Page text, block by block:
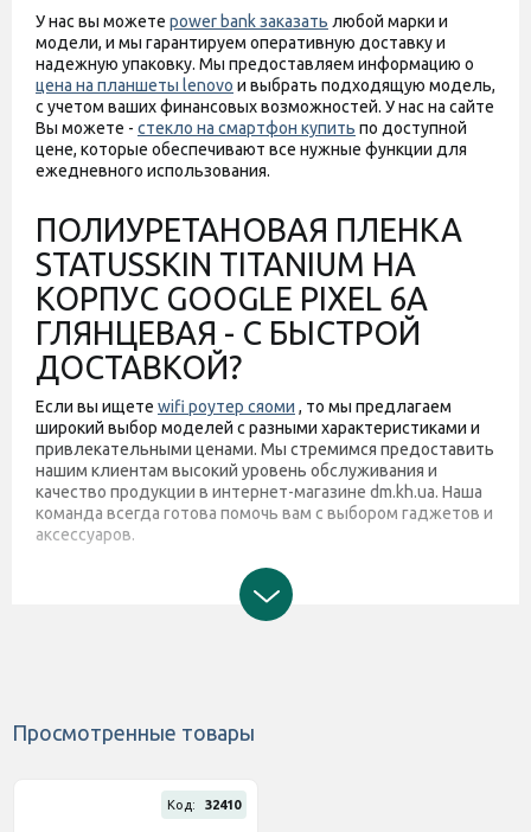
У нас вы можете power bank заказать любой марки и
модели, и мы гарантируем оперативную доставку и
надежную упаковку. Мы предоставляем информацию о
цена на планшеты lenovo и выбрать подходящую модель,
с учетом ваших финансовых возможностей. У нас на сайте
Вы можете - стекло на смартфон купить по доступной
цене, которые обеспечивают все нужные функции для
ежедневного использования.
ПОЛИУРЕТАНОВАЯ ПЛЕНКА
STATUSSKIN TITANIUM НА
КОРПУС GOOGLE PIXEL 6A
ГЛЯНЦЕВАЯ - С БЫСТРОЙ
ДОСТАВКОЙ?
Если вы ищете wifi роутер сяоми , то мы предлагаем
широкий выбор моделей с разными характеристиками и
привлекательными ценами. Мы стремимся предоставить
нашим клиентам высокий уровень обслуживания и
качество продукции в интернет-магазине dm.kh.ua. Наша
команда всегда готова помочь вам с выбором гаджетов и
аксессуаров.
Просмотренные товары
Код: 32410